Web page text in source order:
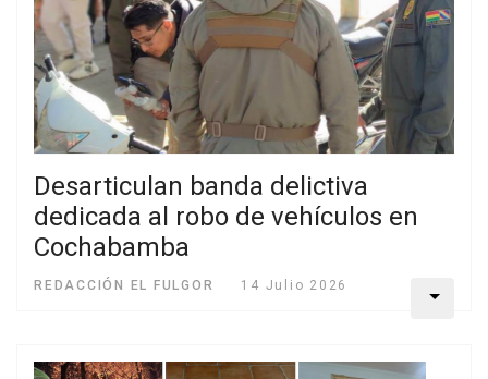
Desarticulan banda delictiva
dedicada al robo de vehículos en
Cochabamba
REDACCIÓN EL FULGOR 14 Julio 2026